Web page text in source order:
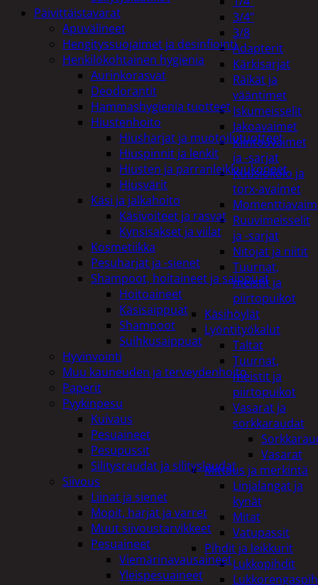
3/4"
3/8
Adapterit
Kärkisarjat
Räikät ja
vääntimet
Iskumeisselit
Jakoavaimet
Kiintoavaimet
ja -sarjat
Kuusiokolo ja
torx-avaimet
Ruuvimeisselit
ja -sarjat
Nitojat ja niitit
Tuurnat,
meistit ja
piirtopuikot
Käsihöylät
Lyöntityökalut
Taltat
Tuurnat,
meistit ja
piirtopuikot
Vasarat ja
sorkkaraudat
Vasarat
Mittaus ja merkintä
Linjalangat ja
kynät
Mitat
Vatupassit
Pihdit ja leikkurit
Lukkopihdit
Päivittäistavarat
Apuvälineet
Hengityssuojaimet ja desinfiointi
Henkilökohtainen hygienia
Aurinkorasvat
Deodorantit
Hammashygienia tuotteet
Hiustenhoito
Hiusharjat ja muotoilutuotteet
Hiuspinnit ja lenkit
Hiusten ja parranleikkuukoneet
Hiusvärit
Käsi ja jalkahoito
Käsivoiteet ja rasvat
Kynsisakset ja viilat
Kosmetiikka
Pesuharjat ja -sienet
Shampoot, hoitaineet ja saippuat
Hoitoaineet
Käsisaippuat
Shampoot
Suihkusaippuat
Hyvinvointi
Muu kauneuden ja terveydenhoito
Paperit
Pyykinpesu
Kuivaus
Pesuaineet
Pesupussit
Silitysraudat ja silityslaudat
Siivous
Liinat ja sienet
Mopit, harjat ja varret
Muut siivoustarvikkeet
Pesuaineet
Viemärinavausaineet
Yleispesuaineet